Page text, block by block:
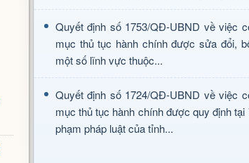
Quyết định số 1753/QĐ-UBND về việc
mục thủ tục hành chính được sửa đổi,
một số lĩnh vực thuộc...
Quyết định số 1724/QĐ-UBND về việc
mục thủ tục hành chính được quy định tại
phạm pháp luật của tỉnh...